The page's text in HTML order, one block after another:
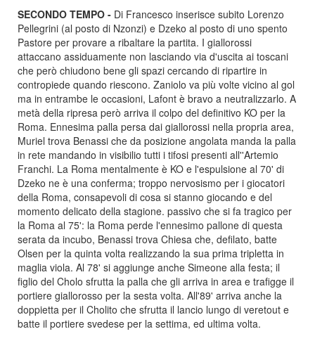
SECONDO TEMPO - Di Francesco inserisce subito Lorenzo
Pellegrini (al posto di Nzonzi) e Dzeko al posto di uno spento
Pastore per provare a ribaltare la partita. I giallorossi
attaccano assiduamente non lasciando via d'uscita ai toscani
che però chiudono bene gli spazi cercando di ripartire in
contropiede quando riescono. Zaniolo va più volte vicino al gol
ma in entrambe le occasioni, Lafont è bravo a neutralizzarlo. A
metà della ripresa però arriva il colpo del definitivo KO per la
Roma. Ennesima palla persa dai giallorossi nella propria area,
Muriel trova Benassi che da posizione angolata manda la palla
in rete mandando in visibilio tutti i tifosi presenti all''Artemio
Franchi. La Roma mentalmente è KO e l'espulsione al 70' di
Dzeko ne è una conferma; troppo nervosismo per i giocatori
della Roma, consapevoli di cosa si stanno giocando e del
momento delicato della stagione. passivo che si fa tragico per
la Roma al 75': la Roma perde l'ennesimo pallone di questa
serata da incubo, Benassi trova Chiesa che, defilato, batte
Olsen per la quinta volta realizzando la sua prima tripletta in
maglia viola. Al 78' si aggiunge anche Simeone alla festa; il
figlio del Cholo sfrutta la palla che gli arriva in area e trafigge il
portiere giallorosso per la sesta volta. All'89' arriva anche la
doppietta per il Cholito che sfrutta il lancio lungo di veretout e
batte il portiere svedese per la settima, ed ultima volta.